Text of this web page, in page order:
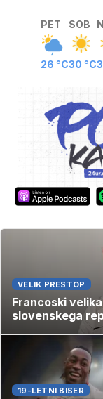
PET
26 °C
SOB
30 °C
VELIK PRESTOP
Francoski
slovenskega
19-LETNI BISER